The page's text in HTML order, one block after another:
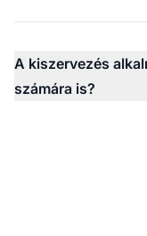
A kiszervezés
számára is?